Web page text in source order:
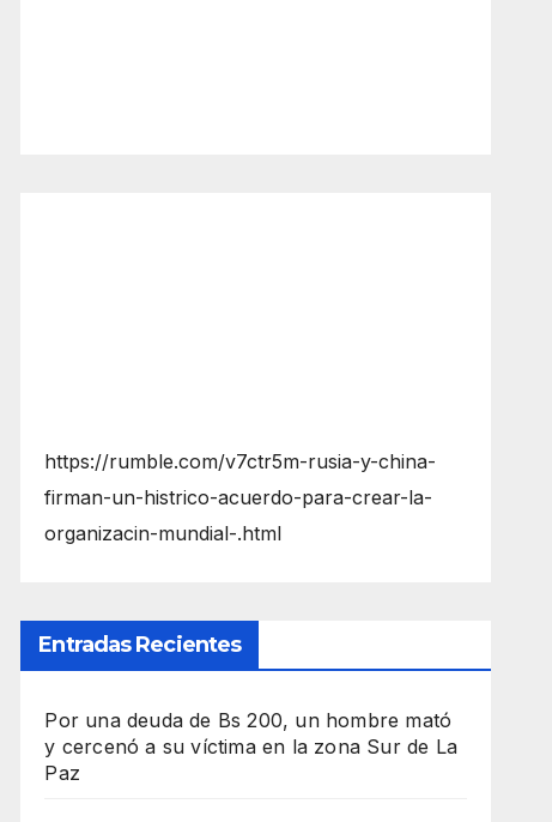
https://rumble.com/v7ctr5m-rusia-y-china-
firman-un-histrico-acuerdo-para-crear-la-
organizacin-mundial-.html
Entradas Recientes
Por una deuda de Bs 200, un hombre mató
y cercenó a su víctima en la zona Sur de La
Paz